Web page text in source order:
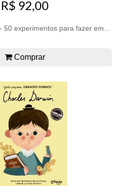
R$ 92,00
50 experimentos para fazer em...
Comprar